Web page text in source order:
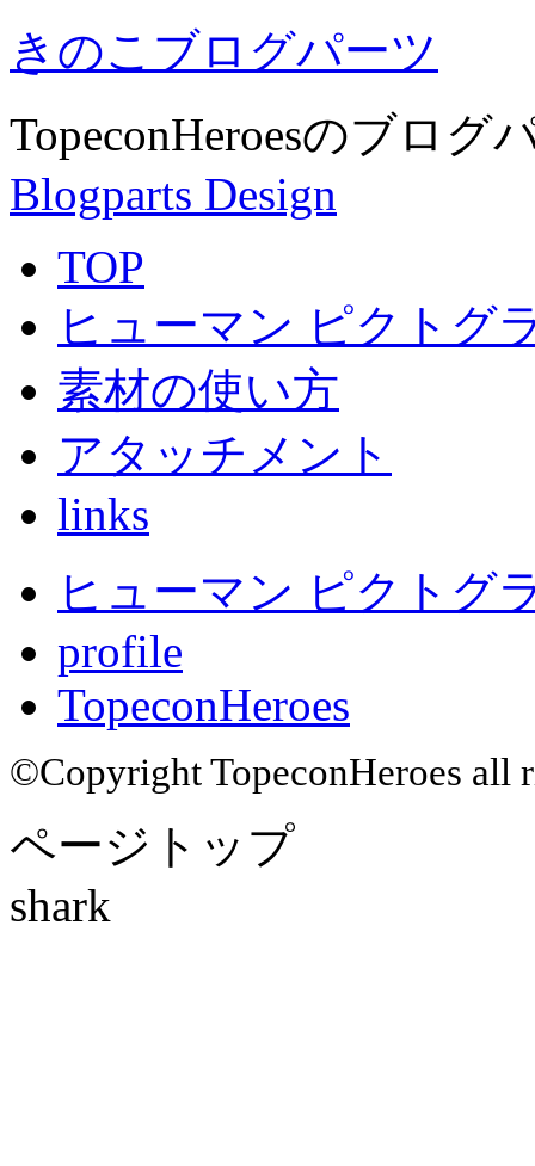
きのこブログパーツ
TopeconHeroesのブログ
Blogparts Design
TOP
ヒューマン ピクトグ
素材の使い方
アタッチメント
links
ヒューマン ピクトグ
profile
TopeconHeroes
©Copyright TopeconHeroes all
ページトップ
shark